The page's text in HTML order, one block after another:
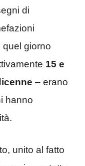
di
quel giorno
15 e
– erano
hanno
unito al fatto